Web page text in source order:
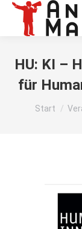
HU: KI –
für
Sie
Start